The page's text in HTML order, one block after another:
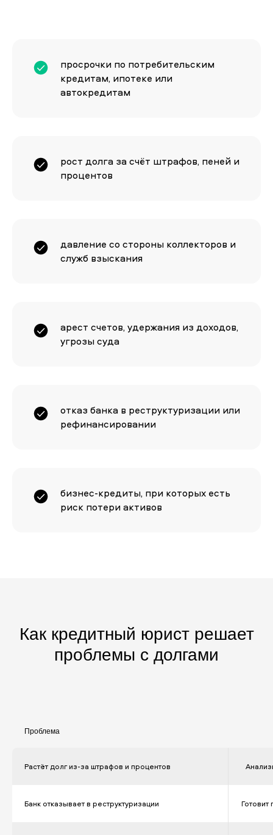
просрочки по потребительским
кредитам, ипотеке или
автокредитам
рост долга за счёт штрафов, пеней и
процентов
давление со стороны коллекторов и
служб взыскания
арест счетов, удержания из доходов,
угрозы суда
отказ банка в реструктуризации или
рефинансировании
бизнес-кредиты, при которых есть
риск потери активов
Как кредитный юрист решает
проблемы с долгами
Проблема
Растёт долг из-за штрафов и процентов
Банк отказывает в реструктуризации